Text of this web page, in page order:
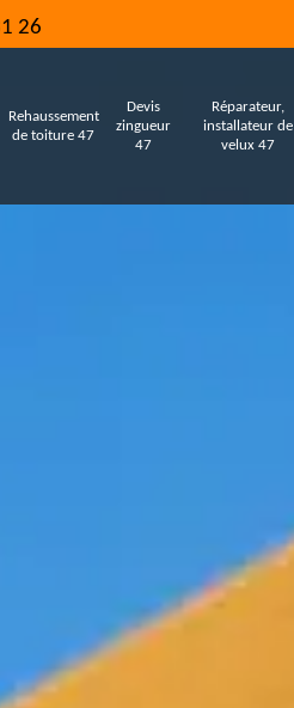
26
Rehaussement
de toiture 47
Devis
zingueur
47
Réparateur,
installateur de
velux 47